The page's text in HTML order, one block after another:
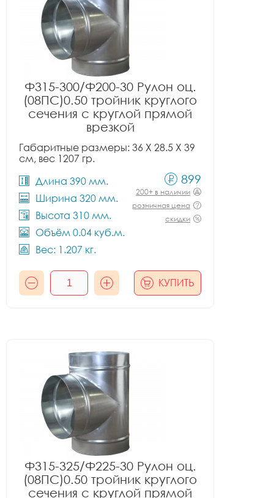
Ф315-300/Ф200-30 Рулон оц.
(08ПС)0.50 тройник круглого
сечения с круглой прямой
врезкой
Габаритные размеры: 36 X 28.5 X 39
см, вес 1207 гр.
Длина 390 мм.
Ширина 320 мм.
Высота 310 мм.
Объём 0.04 куб.м.
Вес: 1.207 кг.
899
200+ в наличии
розничная цена
скидки
КУПИТЬ
Ф315-325/Ф225-30 Рулон оц.
(08ПС)0.50 тройник круглого
сечения с круглой прямой